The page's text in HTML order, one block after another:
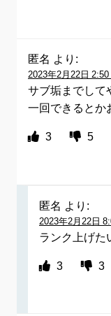
匿名 より:
2023年2月22日 2:50
サブ垢までして
一回できるとか
3 5
匿名 より:
2023年2月22日
ランク上げた
3 3